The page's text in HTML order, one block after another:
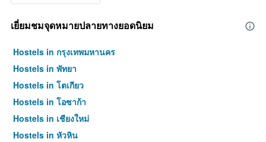
เยี่ยมชมจุดหมายปลายทางยอดนิยม
Hostels in กรุงเทพมหานคร
Hostels in พัทยา
Hostels in โตเกียว
Hostels in โอซาก้า
Hostels in เชียงใหม่
Hostels in หัวหิน